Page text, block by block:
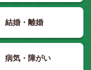
結婚・離婚
病気・障がい